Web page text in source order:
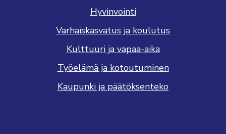
Hyvinvointi
Varhaiskasvatus ja koulutus
Kulttuuri ja vapaa-aika
Työelämä ja kotoutuminen
Kaupunki ja päätöksenteko